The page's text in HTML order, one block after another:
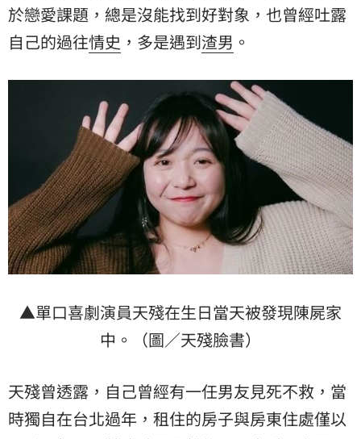
於戀愛課題，總是沒能找到好對象，也曾經吐露
自己的過往情史 ，多是遇到渣男 。
▲單口喜劇演員天殘在生日當天被發現陳屍家
中。（圖／天殘臉書）
天殘曾透露，自己曾經有一任男友見死不救，當
時獨自在台北過年，租住的房子與房東住處僅以